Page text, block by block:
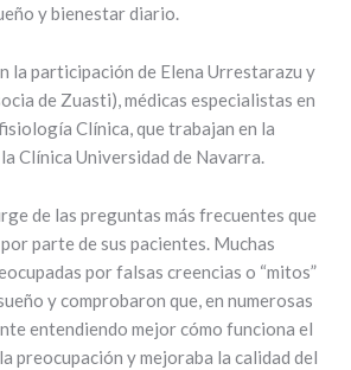
y bienestar diario.
la participación de Elena Urrestarazu y
de Zuasti), médicas especialistas en
Clínica, que trabajan en la
Clínica Universidad de Navarra.
de las preguntas más frecuentes que
parte de sus pacientes. Muchas
por falsas creencias o “mitos”
y comprobaron que, en numerosas
entendiendo mejor cómo funciona el
preocupación y mejoraba la calidad del